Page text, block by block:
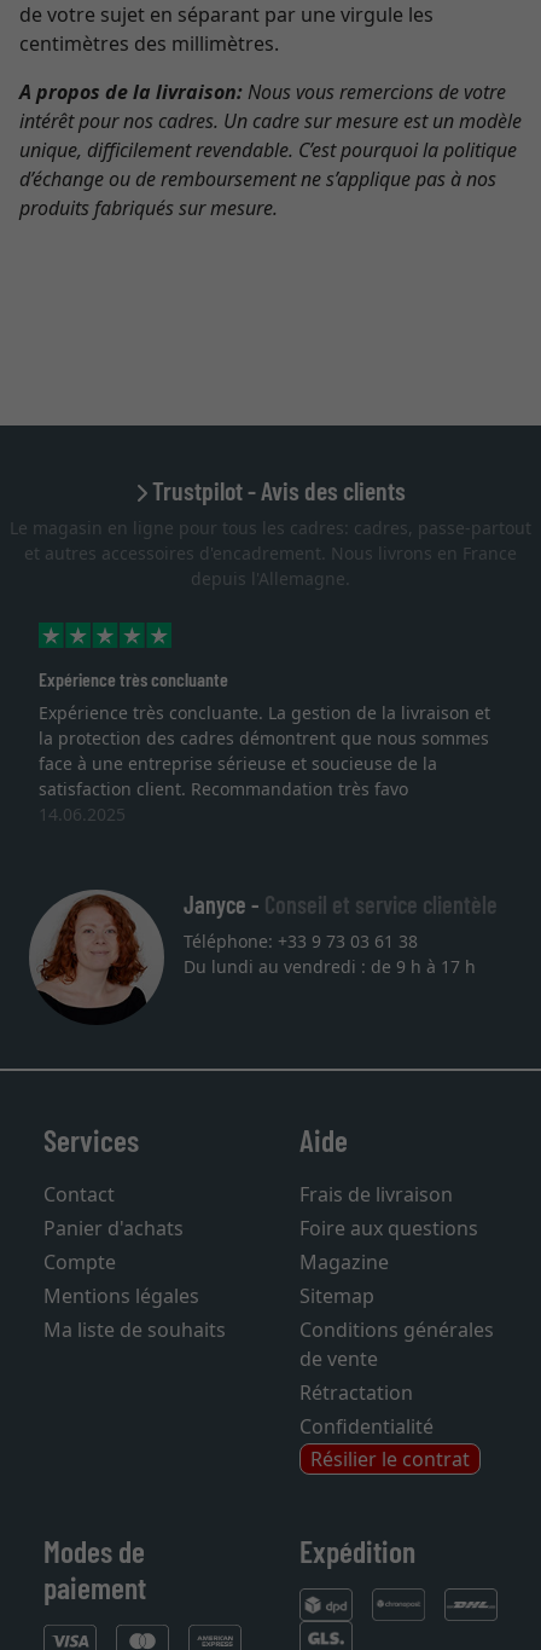
de votre sujet en séparant par une virgule les
centimètres des millimètres.
A propos de la livraison: Nous vous remercions de votre
intérêt pour nos cadres. Un cadre sur mesure est un modèle
unique, difficilement revendable. C’est pourquoi la politique
d’échange ou de remboursement ne s’applique pas à nos
produits fabriqués sur mesure.
Trustpilot - Avis des clients
Le magasin en ligne pour tous les cadres: cadres, passe-partout
et autres accessoires d'encadrement. Nous livrons en France
depuis l'Allemagne.
Expérience très concluante
Expérience très concluante. La gestion de la livraison et
la protection des cadres démontrent que nous sommes
face à une entreprise sérieuse et soucieuse de la
satisfaction client. Recommandation très favo
14.06.2025
Janyce - Conseil et service clientèle
Téléphone: +33 9 73 03 61 38
Du lundi au vendredi : de 9 h à 17 h
Services
Contact
Panier d'achats
Compte
Mentions légales
Ma liste de souhaits
Aide
Frais de livraison
Foire aux questions
Magazine
Sitemap
Conditions générales
de vente
Rétractation
Confidentialité
Résilier le contrat
Modes de
paiement
Expédition